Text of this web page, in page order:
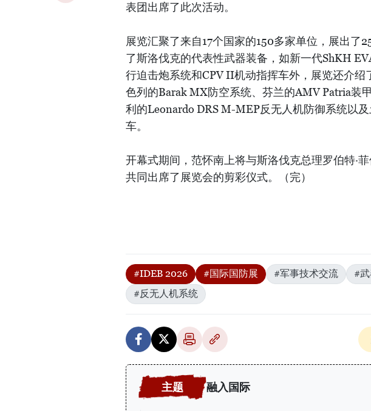
表团出席了此次活动。
展览汇聚了来自17个国家的150多家单位，展出了
了斯洛伐克的代表性武器装备，如新一代ShKH
行迫击炮系统和CPV II机动指挥车外，展览还介绍
色列的Barak MX防空系统、芬兰的AMV Patria装
利的Leonardo DRS M-MEP反无人机防御系统以
车。
开幕式期间，范怀南上将与斯洛伐克总理罗伯特·
共同出席了展览会的剪彩仪式。（完）
#IDEB 2026 #国际国防展 #军事技术交流 #
#反无人机系统
融入国际